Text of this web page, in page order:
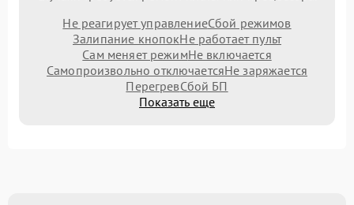
Не реагирует управлениеСбой режимов
Залипание кнопокНе работает пульт
Сам меняет режимНе включается
Самопроизвольно отключаетсяНе заряжается
ПерегревСбой БП
Показать еще